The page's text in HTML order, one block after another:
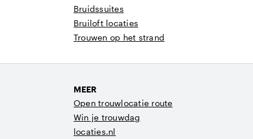
Bruidssuites
Bruiloft locaties
Trouwen op het strand
MEER
Open trouwlocatie route
Win je trouwdag
locaties.nl